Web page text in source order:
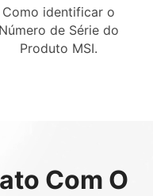
Como identificar o
Número de Série do
Produto MSI.
Com O